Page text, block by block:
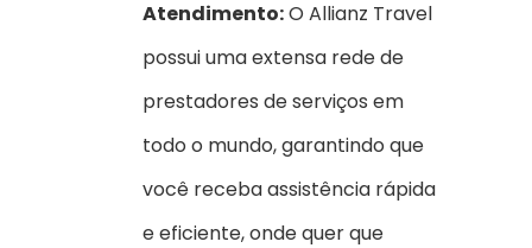
Atendimento:O Allianz Travel
possui uma extensa rede de
prestadores de serviços em
todo o mundo, garantindo que
você receba assistência rápida
e eficiente, onde quer que